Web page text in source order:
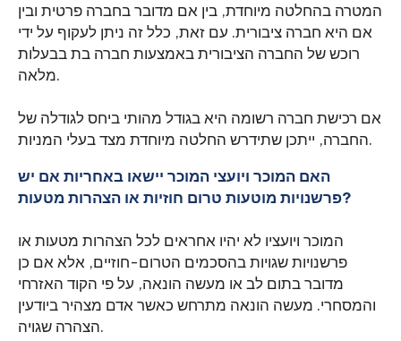
המטרה בהחלטה מיוחדת, בין אם מדובר בחברה פרטית ובין
אם היא חברה ציבורית. עם זאת, כלל זה ניתן לעקוף על ידי
רוכש של החברה הציבורית באמצעות חברה בת בבעלות
מלאה.
אם רכישת חברה רשומה היא בגודל מהותי ביחס לגודלה של
החברה, ייתכן שתידרש החלטה מיוחדת מצד בעלי המניות.
האם המוכר ויועצי המוכר יישאו באחריות אם יש
פרשנויות מוטעות טרום חוזיות או הצהרות מטעות?
המוכר ויועציו לא יהיו אחראים לכל הצהרות מטעות או
פרשנויות שגויות בהסכמים הטרום-חוזיים, אלא אם כן
מדובר בתום לב או מעשה הונאה, על פי הקוד האזרחי
והמסחרי. מעשה הונאה מתרחש כאשר אדם מצהיר ביודעין
הצהרה שגויה.